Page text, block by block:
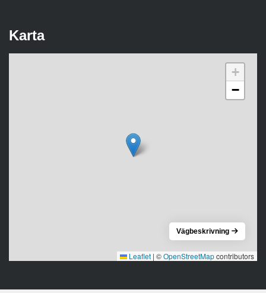
Karta
+
−
Leaflet | ©OpenStreetMapcontributors
Vägbeskrivning